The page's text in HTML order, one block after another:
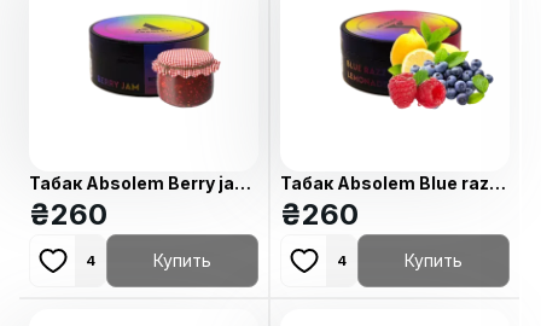
Табак Absolem Berry jam
(Ягодный джем, 100 г)
₴260
4 Купить
Табак Absolem Blue razz
lemonade (Лимон малина
черника, 100 г)
₴260
4 Купить